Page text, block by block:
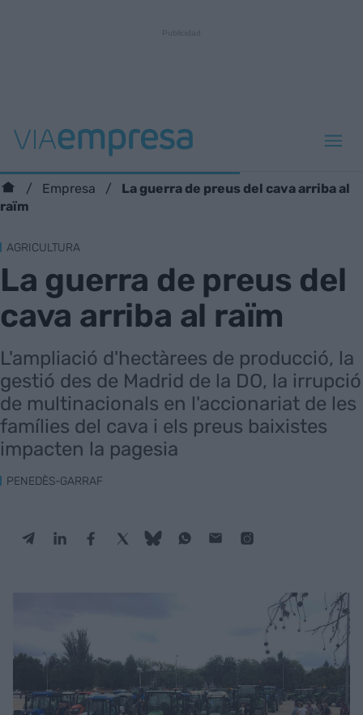
Empresa
La guerra de preus del cava arriba al
raïm
AGRICULTURA
La guerra de preus del
cava arriba al raïm
L'ampliació d'hectàrees de producció, la
gestió des de Madrid de la DO, la irrupció
de multinacionals en l'accionariat de les
famílies del cava i els preus baixistes
impacten la pagesia
PENEDÈS-GARRAF